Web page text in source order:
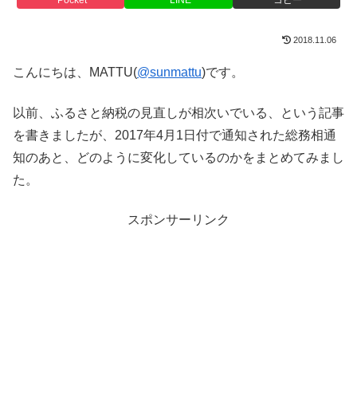
2018.11.06
こんにちは、MATTU(@sunmattu)です。
以前、ふるさと納税の見直しが相次いでいる、という記事
を書きましたが、2017年4月1日付で通知された総務相通
知のあと、どのように変化しているのかをまとめてみまし
た。
スポンサーリンク